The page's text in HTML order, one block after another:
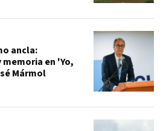
ancla:
en 'Yo,
Mármol